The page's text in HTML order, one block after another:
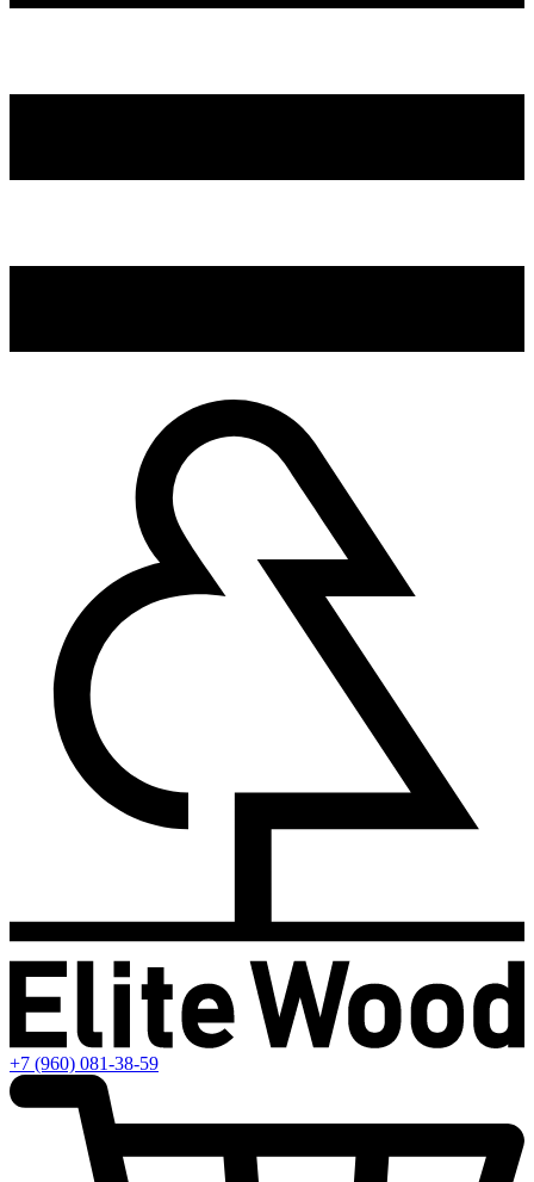
+7 (960) 081-38-59